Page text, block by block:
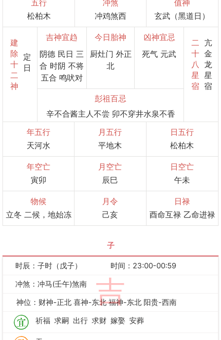
五行
松柏木
冲煞
冲鸡煞西
值神
玄武（黑道日）
建
除
十
二
神
定
日
吉神宜趋
阴德 民日 三
合 时阴 不将
五合 鸣吠对
今日胎神
厨灶门 外正
北
凶神宜忌
死气 元武
彭祖百忌
辛不合酱主人不尝 卯不穿井水泉不香
二
十
八
星
宿
亢
金
龙
星
宿
年五行
天河水
月五行
平地木
日五行
松柏木
年空亡
寅卯
月空亡
辰巳
日空亡
午未
物候
立冬 二候，地始冻
月令
己亥
日禄
酉命互禄 乙命进禄
子
吉
时辰：子时（戊子）
时间：23:00-00:59
冲煞：冲马(壬午)煞南
神位：财神-正北 喜神-东北 福神-东北 阳贵-西南
祈福 求嗣 出行 求财 嫁娶 安葬